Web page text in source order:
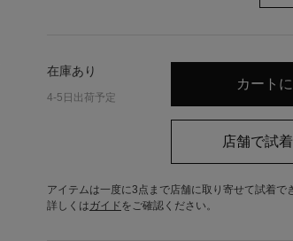
在庫あり
4-5日出荷予定
アイテムは一度に3点まで店舗に取り寄せて試着で
詳しくはガイド をご確認ください。